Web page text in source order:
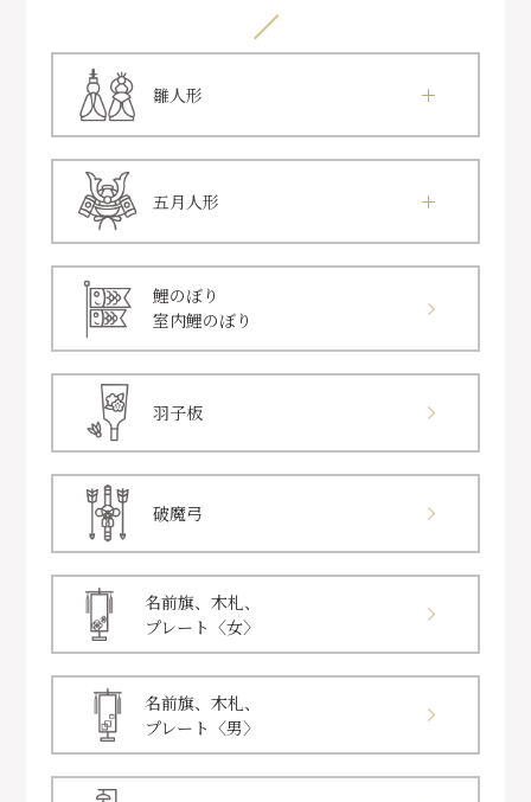
雛人形
五月人形
鯉のぼり
室内鯉のぼり
羽子板
破魔弓
名前旗、木札、
プレート〈女〉
名前旗、木札、
プレート〈男〉